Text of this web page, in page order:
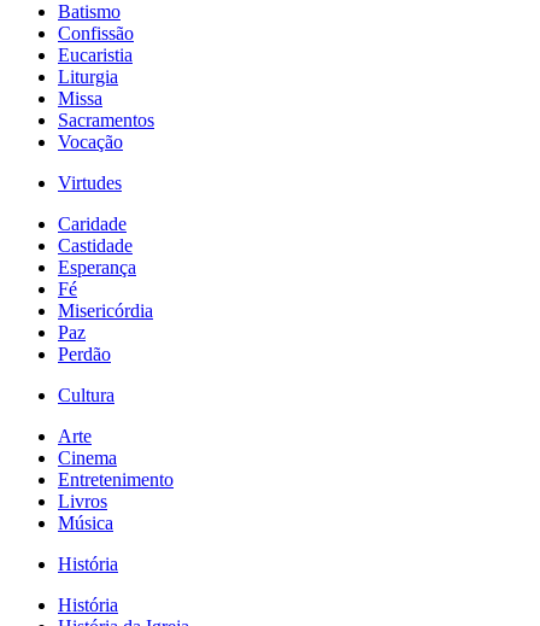
Batismo
Confissão
Eucaristia
Liturgia
Missa
Sacramentos
Vocação
Virtudes
Caridade
Castidade
Esperança
Fé
Misericórdia
Paz
Perdão
Cultura
Arte
Cinema
Entretenimento
Livros
Música
História
História